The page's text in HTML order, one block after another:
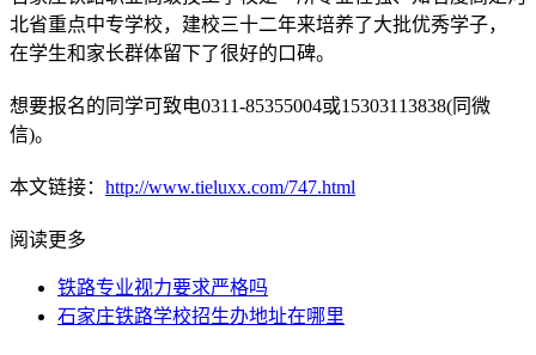
北省重点中专学校，建校三十二年来培养了大批优秀学子，
在学生和家长群体留下了很好的口碑。
想要报名的同学可致电0311-85355004或15303113838(同微
信)。
本文链接： http://www.tieluxx.com/747.html
阅读更多
铁路专业视力要求严格吗
石家庄铁路学校招生办地址在哪里